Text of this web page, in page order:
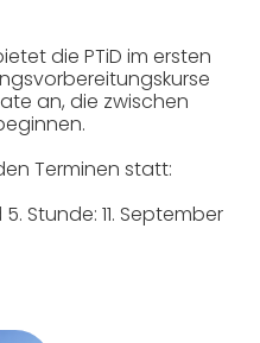
die PTiD im ersten
an, die zwischen
Terminen statt:
Stunde: 11. September